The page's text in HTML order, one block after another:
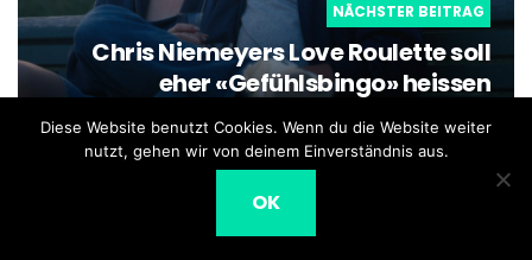
NÄCHSTER BEITRAG
Chris Niemeyers Love Roulette soll
eher «Gefühlsbingo» heissen
Diese Website benutzt Cookies. Wenn du die Website weiter
nutzt, gehen wir von deinem Einverständnis aus.
OK